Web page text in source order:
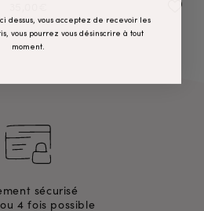
sécurisé
4 fois possible
dessus, vous acceptez de recevoir les
vous pourrez vous désinscrire à tout
moment.